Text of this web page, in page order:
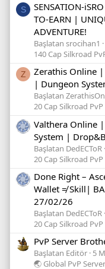
S
SENSATION-
TO-EARN |
ADVENTURE!
Başlatan srocihan1
140 Cap Silkroad
Z
Zerathis Online
| Dungeon
Başlatan
20 Cap Silkroad
Valthera Online
System |
Başlatan DedECToR
20 Cap Silkroad
Done Right –
Wallet ≠ Skill|
27/02/26
Başlatan DedECToR
20 Cap Silkroad
PvP Server
Başlatan Editör 5
🌏 Global PvP